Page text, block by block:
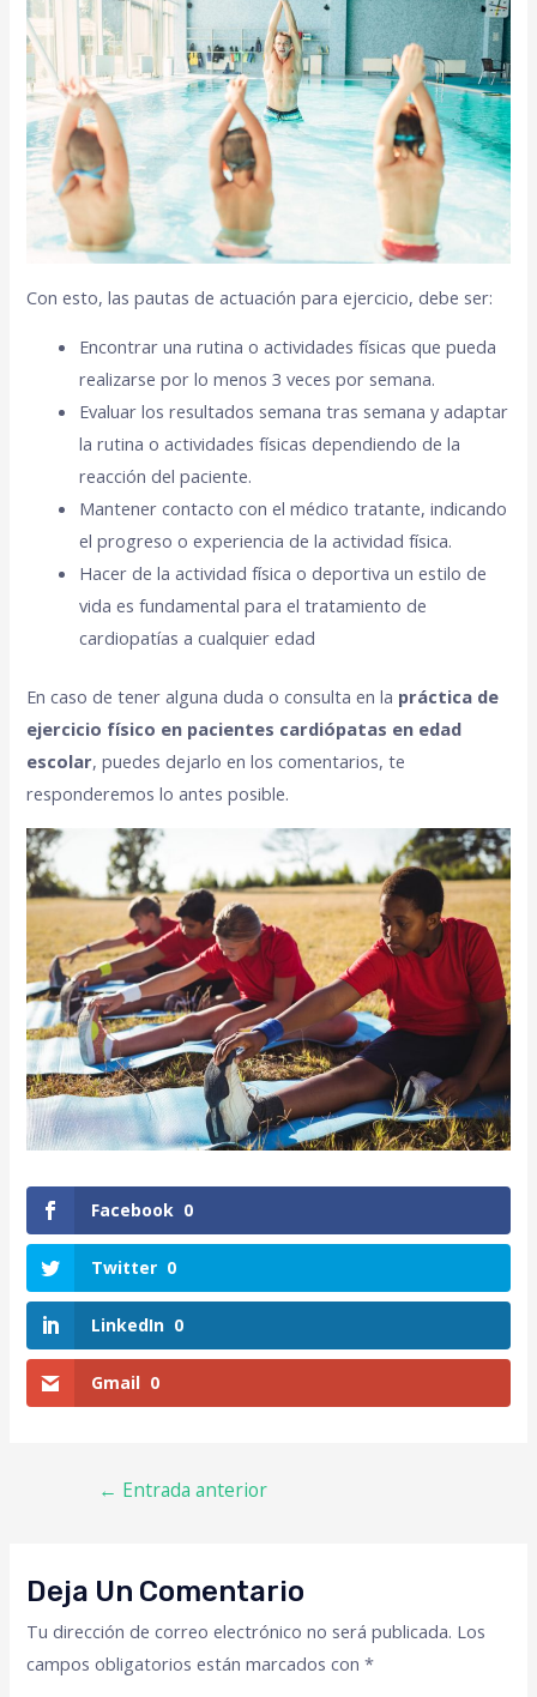
Con esto, las pautas de actuación para ejercicio, debe ser:
Encontrar una rutina o actividades físicas que pueda
realizarse por lo menos 3 veces por semana.
Evaluar los resultados semana tras semana y adaptar
la rutina o actividades físicas dependiendo de la
reacción del paciente.
Mantener contacto con el médico tratante, indicando
el progreso o experiencia de la actividad física.
Hacer de la actividad física o deportiva un estilo de
vida es fundamental para el tratamiento de
cardiopatías a cualquier edad
En caso de tener alguna duda o consulta en la práctica de
ejercicio físico en pacientes cardiópatas en edad
escolar, puedes dejarlo en los comentarios, te
responderemos lo antes posible.
Facebook 0
Twitter 0
LinkedIn 0
Gmail 0
← Entrada anterior
Deja Un Comentario
Tu dirección de correo electrónico no será publicada. Los
campos obligatorios están marcados con*